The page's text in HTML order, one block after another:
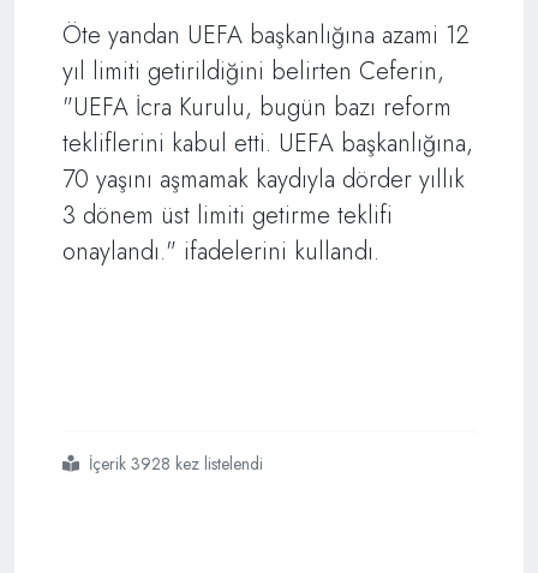
Öte yandan UEFA başkanlığına azami 12
yıl limiti getirildiğini belirten Ceferin,
"UEFA İcra Kurulu, bugün bazı reform
tekliflerini kabul etti. UEFA başkanlığına,
70 yaşını aşmamak kaydıyla dörder yıllık
3 dönem üst limiti getirme teklifi
onaylandı." ifadelerini kullandı.
#uefa icra kurulu
#2026 fıfa dünya kupası
İçerik 3928 kez listelendi